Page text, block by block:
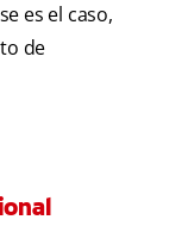
es el caso,
de